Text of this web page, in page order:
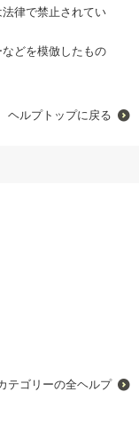
律で禁止されてい
どを模倣したもの
ヘルプトップに戻る
テゴリーの全ヘルプ